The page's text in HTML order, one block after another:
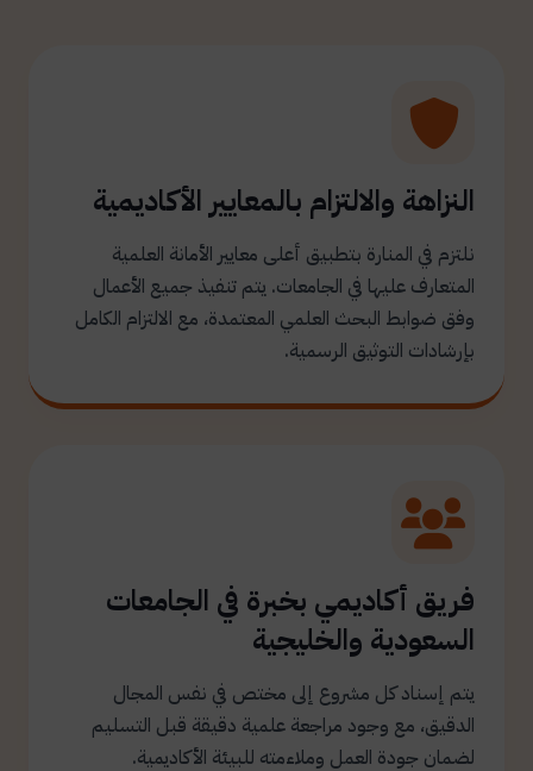
النزاهة والالتزام بالمعايير الأكاديمية
نلتزم في المنارة بتطبيق أعلى معايير الأمانة العلمية
المتعارف عليها في الجامعات. يتم تنفيذ جميع الأعمال
وفق ضوابط البحث العلمي المعتمدة، مع الالتزام الكامل
بإرشادات التوثيق الرسمية.
فريق أكاديمي بخبرة في الجامعات
السعودية والخليجية
يتم إسناد كل مشروع إلى مختص في نفس المجال
الدقيق، مع وجود مراجعة علمية دقيقة قبل التسليم
لضمان جودة العمل وملاءمته للبيئة الأكاديمية.